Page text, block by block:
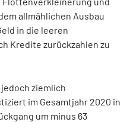
allmählichen Ausbau
in die leeren
Kredite zurückzahlen zu
ziemlich
im Gesamtjahr 2020 in
um minus 63